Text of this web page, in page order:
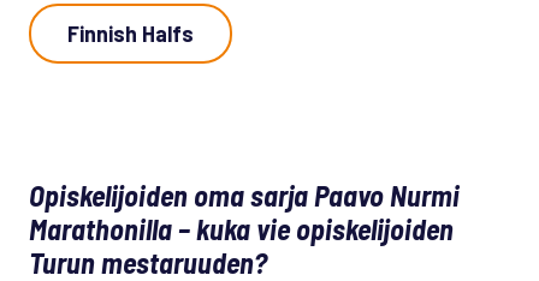
Finnish Halfs
Opiskelijoiden oma sarja Paavo Nurmi
Marathonilla – kuka vie opiskelijoiden
Turun mestaruuden?